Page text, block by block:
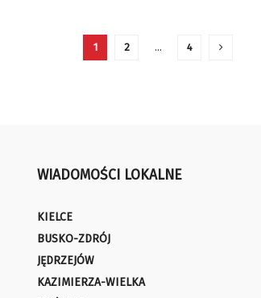
1 2 … 4
WIADOMOŚCI LOKALNE
KIELCE
BUSKO-ZDRÓJ
JĘDRZEJÓW
KAZIMIERZA-WIELKA